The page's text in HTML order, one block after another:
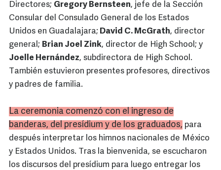
Directores; Gregory Bernsteen, jefe de la Sección
Consular del Consulado General de los Estados
Unidos en Guadalajara; David C. McGrath, director
general; Brian Joel Zink, director de High School; y
Joelle Hernández, subdirectora de High School.
También estuvieron presentes profesores, directivos
y padres de familia.
La ceremonia comenzó con el ingreso de
banderas, del presídium y de los graduados, para
después interpretar los himnos nacionales de México
y Estados Unidos. Tras la bienvenida, se escucharon
los discursos del presídium para luego entregar los